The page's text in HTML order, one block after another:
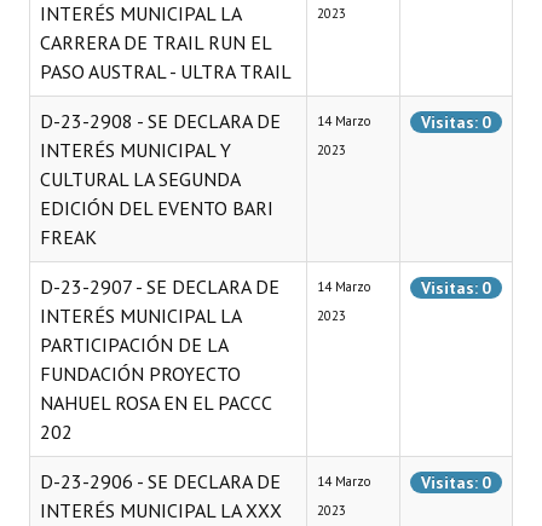
INTERÉS MUNICIPAL LA
CARRERA DE TRAIL RUN EL
PASO AUSTRAL - ULTRA TRAIL
2023
D-23-2908 - SE DECLARA DE
INTERÉS MUNICIPAL Y
CULTURAL LA SEGUNDA
EDICIÓN DEL EVENTO BARI
FREAK
14 Marzo
2023
Visitas: 0
D-23-2907 - SE DECLARA DE
INTERÉS MUNICIPAL LA
PARTICIPACIÓN DE LA
FUNDACIÓN PROYECTO
NAHUEL ROSA EN EL PACCC
202
14 Marzo
2023
Visitas: 0
D-23-2906 - SE DECLARA DE
INTERÉS MUNICIPAL LA XXX
14 Marzo
2023
Visitas: 0